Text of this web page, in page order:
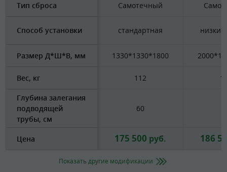
Тип сброса Самотечный
Способ установки стандартная низкий
Размер Д*Ш*В, мм 1330*1330*1800
Вес, кг 112
Глубина залегания
подводящей
трубы, см
60
Цена 175 500 руб. 186
Показать другие модификации